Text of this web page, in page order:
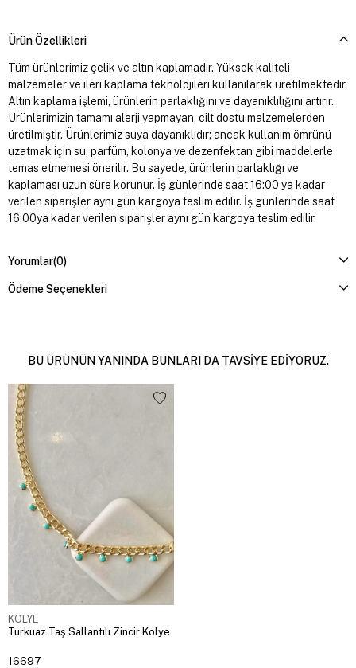
Ürün Özellikleri
Tüm ürünlerimiz çelik ve altın kaplamadır. Yüksek kaliteli
malzemeler ve ileri kaplama teknolojileri kullanılarak üretilmektedir.
Altın kaplama işlemi, ürünlerin parlaklığını ve dayanıklılığını artırır.
Ürünlerimizin tamamı alerji yapmayan, cilt dostu malzemelerden
üretilmiştir. Ürünlerimiz suya dayanıklıdır; ancak kullanım ömrünü
uzatmak için su, parfüm, kolonya ve dezenfektan gibi maddelerle
temas etmemesi önerilir. Bu sayede, ürünlerin parlaklığı ve
kaplaması uzun süre korunur. İş günlerinde saat 16:00 ya kadar
verilen siparişler aynı gün kargoya teslim edilir. İş günlerinde saat
16:00ya kadar verilen siparişler aynı gün kargoya teslim edilir.
Yorumlar(0)
Ödeme Seçenekleri
BU ÜRÜNÜN YANINDA BUNLARI DA TAVSIYE EDIYORUZ.
KOLYE
Turkuaz Taş Sallantılı Zincir Kolye
16697